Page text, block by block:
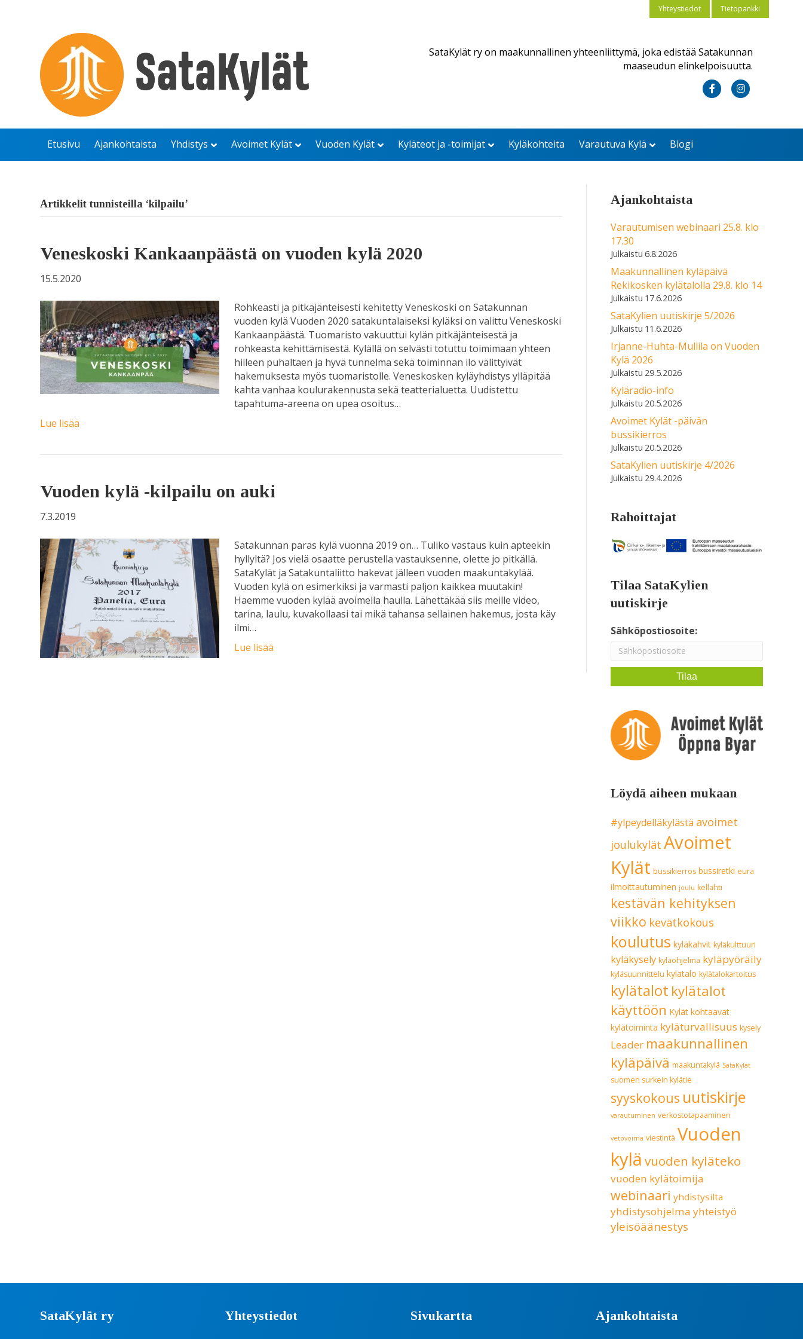
Yhteystiedot Tietopankki
SataKylät ry on maakunnallinen yhteenliittymä, joka edistää Satakunnan
maaseudun elinkelpoisuutta.
c
b
k
s
a
Etusivu Ajankohtaista Yhdistys Avoimet Kylät Vuoden Kylät Kyläteot ja -toimijat Kyläkohteita Varautuva Kylä Blogi
Artikkelit tunnisteilla ‘kilpailu’
Veneskoski Kankaanpäästä on vuoden kylä 2020
15.5.2020
Rohkeasti ja pitkäjänteisesti kehitetty Veneskoski on Satakunnan
vuoden kylä Vuoden 2020 satakuntalaiseksi kyläksi on valittu Veneskoski
Kankaanpäästä. Tuomaristo vakuuttui kylän pitkäjänteisestä ja
rohkeasta kehittämisestä. Kylällä on selvästi totuttu toimimaan yhteen
hiileen puhaltaen ja hyvä tunnelma sekä toiminnan ilo välittyivät
hakemuksesta myös tuomaristolle. Veneskosken kyläyhdistys ylläpitää
kahta vanhaa koulurakennusta sekä teatterialuetta. Uudistettu
tapahtuma-areena on upea osoitus…
Lue lisää
Vuoden kylä -kilpailu on auki
7.3.2019
Satakunnan paras kylä vuonna 2019 on… Tuliko vastaus kuin apteekin
hyllyltä? Jos vielä osaatte perustella vastauksenne, olette jo pitkällä.
SataKylät ja Satakuntaliitto hakevat jälleen vuoden maakuntakylää.
Vuoden kylä on esimerkiksi ja varmasti paljon kaikkea muutakin!
Haemme vuoden kylää avoimella haulla. Lähettäkää siis meille video,
tarina, laulu, kuvakollaasi tai mikä tahansa sellainen hakemus, josta käy
ilmi…
Lue lisää
Ajankohtaista
Varautumisen webinaari 25.8. klo
17.30
6.8.2026
Maakunnallinen kyläpäivä
Rekikosken kylätalolla 29.8. klo 14
17.6.2026
SataKylien uutiskirje 5/2026
11.6.2026
Irjanne-Huhta-Mullila on Vuoden
Kylä 2026
29.5.2026
Kyläradio-info
20.5.2026
Avoimet Kylät -päivän
bussikierros
20.5.2026
SataKylien uutiskirje 4/2026
29.4.2026
Rahoittajat
Tilaa SataKylien
uutiskirje
Sähköpostiosoite:
Löydä aiheen mukaan
#ylpeydelläkylästä avoimet
joulukylät Avoimet
Kylät bussikierros bussiretki eura
ilmoittautuminen joulu kellahti
kestävän kehityksen
viikko kevätkokous
koulutus kyläkahvit kyläkulttuuri
kyläkysely kyläohjelma kyläpyöräily
kyläsuunnittelu kylätalo kylätalokartoitus
kylätalot kylätalot
käyttöön Kylät kohtaavat
kylätoiminta kyläturvallisuus kysely
Leader maakunnallinen
kyläpäivä maakuntakylä SataKylät
suomen surkein kylätie
syyskokous uutiskirje
varautuminen verkostotapaaminen
vetovoima viestintä Vuoden
kylä vuoden kyläteko
vuoden kylätoimija
webinaari yhdistysilta
yhdistysohjelma yhteistyö
yleisöäänestys
SataKylät ry Yhteystiedot Sivukartta Ajankohtaista